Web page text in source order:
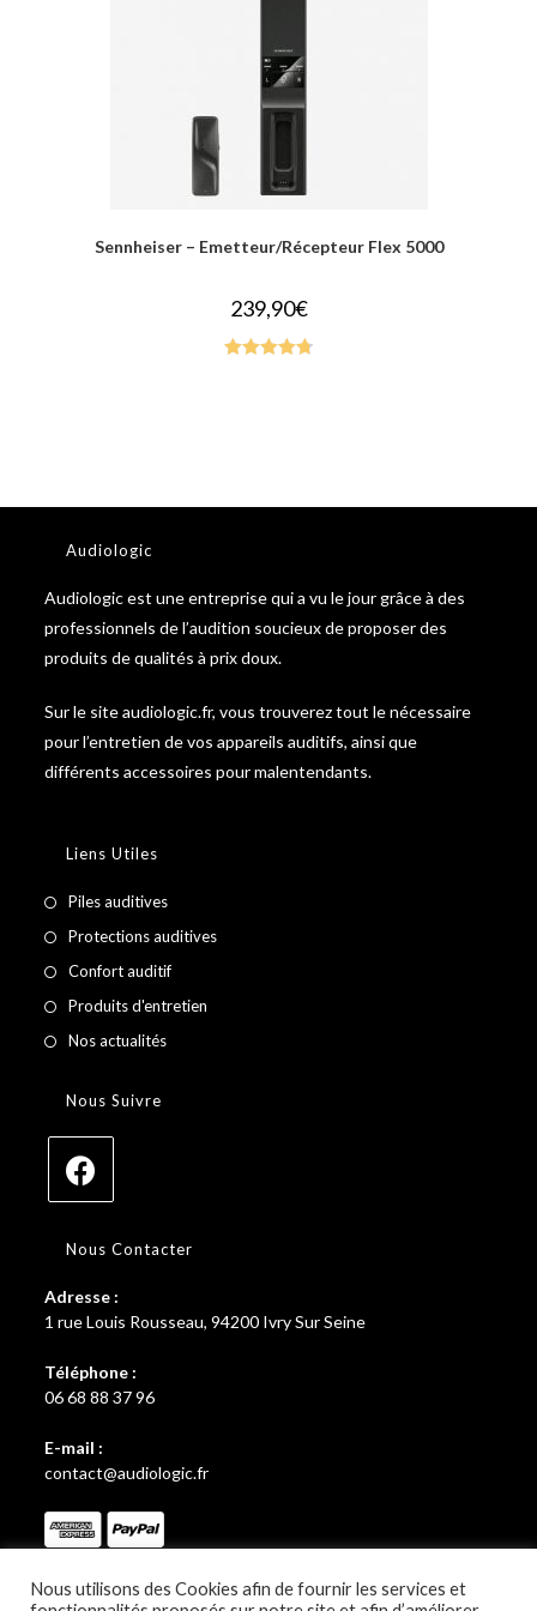
Sennheiser – Emetteur/Récepteur Flex 5000
239,90€
Audiologic
Audiologic est une entreprise qui a vu le jour grâce à des
professionnels de l’audition soucieux de proposer des
produits de qualités à prix doux.
Sur le site audiologic.fr, vous trouverez tout le nécessaire
pour l’entretien de vos appareils auditifs, ainsi que
différents accessoires pour malentendants.
Liens Utiles
Piles auditives
Protections auditives
Confort auditif
Produits d'entretien
Nos actualités
Nous Suivre
dans
nouvel
Nous Contacter
Adresse :
1 rue Louis Rousseau, 94200 Ivry Sur Seine
Téléphone :
06 68 88 37 96
E-mail :
contact@audiologic.frS’ouvre
Nous utilisons des Cookies afin de fournir les services et